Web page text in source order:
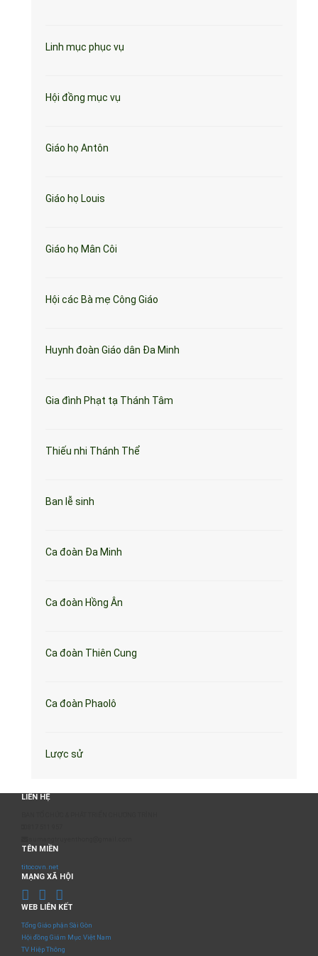
Linh mục phục vụ
Hội đồng mục vụ
Giáo họ Antôn
Giáo họ Louis
Giáo họ Mân Côi
Hội các Bà mẹ Công Giáo
Huynh đoàn Giáo dân Đa Minh
Gia đình Phạt tạ Thánh Tâm
Thiếu nhi Thánh Thể
Ban lễ sinh
Ca đoàn Đa Minh
Ca đoàn Hồng Ân
Ca đoàn Thiên Cung
Ca đoàn Phaolô
Lược sử
LIÊN HỆ
TÊN MIỀN
titocovn.net
MẠNG XÃ HỘI
WEB LIÊN KẾT
Tổng Giáo phận Sài Gòn
Hội đồng Giám Mục Việt Nam
TV Hiệp Thông